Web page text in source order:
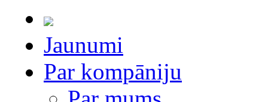
Jaunumi
Par kompāniju